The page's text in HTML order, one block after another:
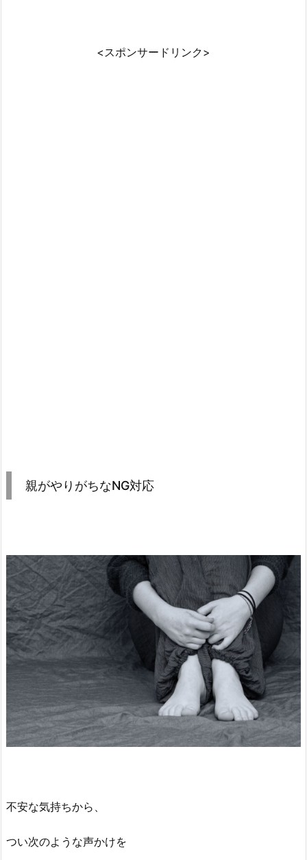
<スポンサードリンク>
親がやりがちなNG対応
不安な気持ちから、
つい次のような声かけを